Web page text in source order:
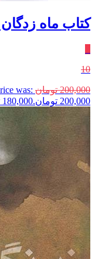
کتاب ماه
10
200,000 تومان was:
200,000 تومان.
180,000